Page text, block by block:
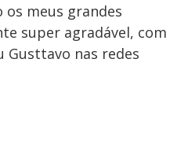
os meus grandes
super agradável, com
Gusttavo nas redes